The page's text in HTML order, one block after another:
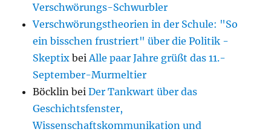
Verschwörungs-Schwurbler
Verschwörungstheorien in der Schule: "So
ein bisschen frustriert" über die Politik -
Skeptix bei Alle paar Jahre grüßt das 11.-
September-Murmeltier
Böcklin beiDer Tankwart über das
Geschichtsfenster,
Wissenschaftskommunikation und